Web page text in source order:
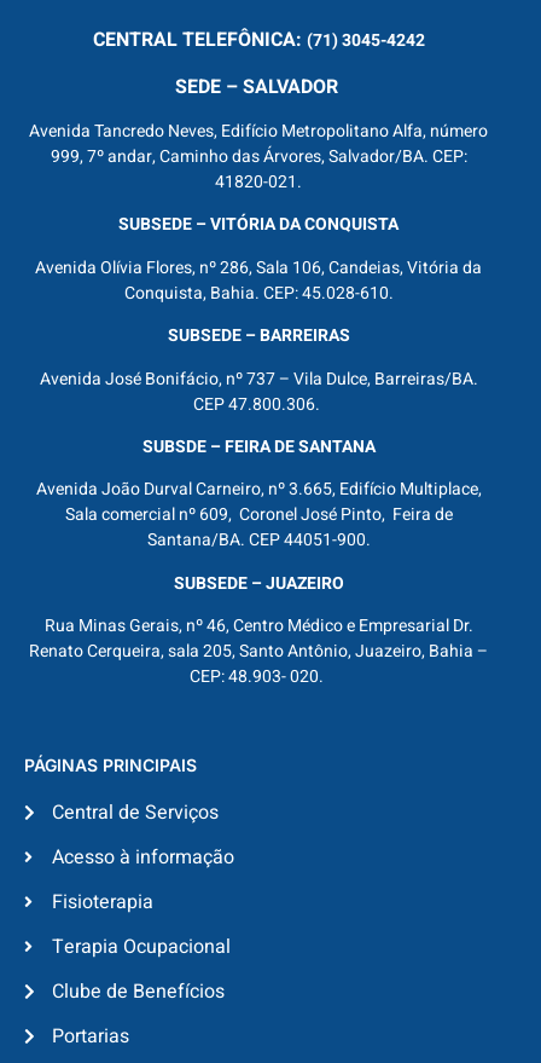
CENTRALTELEFÔNICA: (71) 3045-4242
SEDE – SALVADOR
Avenida Tancredo Neves, Edifício Metropolitano Alfa, número
999, 7º andar, Caminho das Árvores, Salvador/BA. CEP:
41820-021.
SUBSEDE – VITÓRIA DA CONQUISTA
Avenida Olívia Flores, nº 286, Sala 106, Candeias, Vitória da
Conquista, Bahia. CEP: 45.028-610.
SUBSEDE – BARREIRAS
Avenida José Bonifácio, nº 737 – Vila Dulce, Barreiras/BA.
CEP 47.800.306.
SUBSDE – FEIRA DE SANTANA
Avenida João Durval Carneiro, nº 3.665, Edifício Multiplace,
Sala comercial nº 609, Coronel José Pinto, Feira de
Santana/BA. CEP 44051-900.
SUBSEDE – JUAZEIRO
Rua Minas Gerais, nº 46, Centro Médico e Empresarial Dr.
Renato Cerqueira, sala 205, Santo Antônio, Juazeiro, Bahia –
CEP: 48.903- 020.
PÁGINAS PRINCIPAIS
Central de Serviços
Acesso à informação
Fisioterapia
Terapia Ocupacional
Clube de Benefícios
Portarias